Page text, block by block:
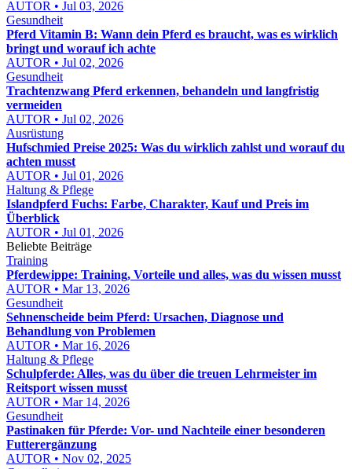
AUTOR • Jul 03, 2026
Gesundheit
Pferd Vitamin B: Wann dein Pferd es braucht, was es wirklich
bringt und worauf ich achte
AUTOR • Jul 02, 2026
Gesundheit
Trachtenzwang Pferd erkennen, behandeln und langfristig
vermeiden
AUTOR • Jul 02, 2026
Ausrüstung
Hufschmied Preise 2025: Was du wirklich zahlst und worauf du
achten musst
AUTOR • Jul 01, 2026
Haltung & Pflege
Islandpferd Fuchs: Farbe, Charakter, Kauf und Preis im
Überblick
AUTOR • Jul 01, 2026
Beliebte Beiträge
Training
Pferdewippe: Training, Vorteile und alles, was du wissen musst
AUTOR • Mar 13, 2026
Gesundheit
Sehnenscheide beim Pferd: Ursachen, Diagnose und
Behandlung von Problemen
AUTOR • Mar 16, 2026
Haltung & Pflege
Schulpferde: Alles, was du über die treuen Lehrmeister im
Reitsport wissen musst
AUTOR • Mar 14, 2026
Gesundheit
Pastinaken für Pferde: Vor- und Nachteile einer besonderen
Futterergänzung
AUTOR • Nov 02, 2025